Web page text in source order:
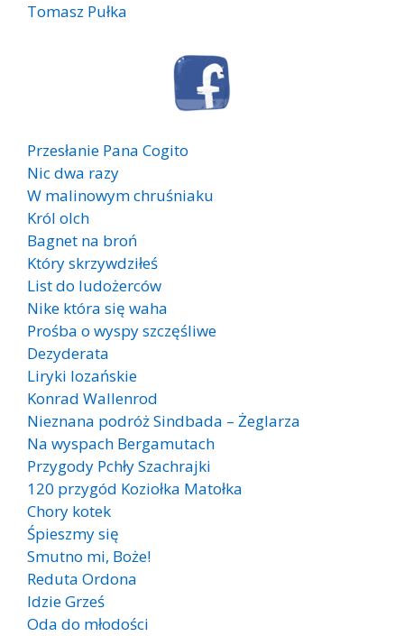
Tomasz Pułka
Przesłanie Pana Cogito
Nic dwa razy
W malinowym chruśniaku
Król olch
Bagnet na broń
Który skrzywdziłeś
List do ludożerców
Nike która się waha
Prośba o wyspy szczęśliwe
Dezyderata
Liryki lozańskie
Konrad Wallenrod
Nieznana podróż Sindbada – Żeglarza
Na wyspach Bergamutach
Przygody Pchły Szachrajki
120 przygód Koziołka Matołka
Chory kotek
Śpieszmy się
Smutno mi, Boże!
Reduta Ordona
Idzie Grześ
Oda do młodości